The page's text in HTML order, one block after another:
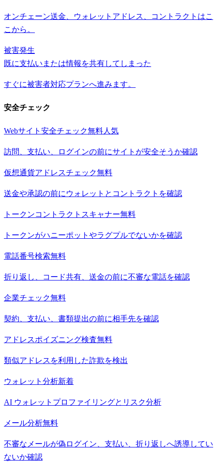
オンチェーン送金、ウォレットアドレス、コントラクトはこ
こから。
被害発生
既に支払いまたは情報を共有してしまった
すぐに被害者対応プランへ進みます。
安全チェック
Webサイト安全チェック無料人気
訪問、支払い、ログインの前にサイトが安全そうか確認
仮想通貨アドレスチェック無料
送金や承認の前にウォレットとコントラクトを確認
トークンコントラクトスキャナー無料
トークンがハニーポットやラグプルでないかを確認
電話番号検索無料
折り返し、コード共有、送金の前に不審な電話を確認
企業チェック無料
契約、支払い、書類提出の前に相手先を確認
アドレスポイズニング検査無料
類似アドレスを利用した詐欺を検出
ウォレット分析新着
AI ウォレットプロファイリングとリスク分析
メール分析無料
不審なメールが偽ログイン、支払い、折り返しへ誘導してい
ないか確認